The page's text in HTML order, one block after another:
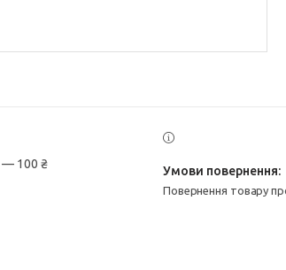
— 100 ₴
повернення товару